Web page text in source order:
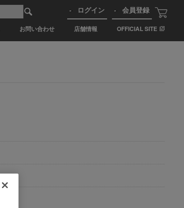
お問い合わせ 店舗情報 OFFICIAL SITE
ログイン 会員登録